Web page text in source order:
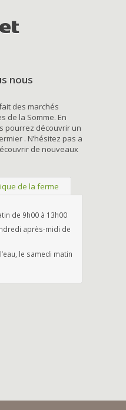
nous
des marchés
de la Somme. En
pourrez découvrir un
. N’hésitez pas a
de nouveaux
de la ferme
de 9h00 à 13h00
après-midi de
le samedi matin